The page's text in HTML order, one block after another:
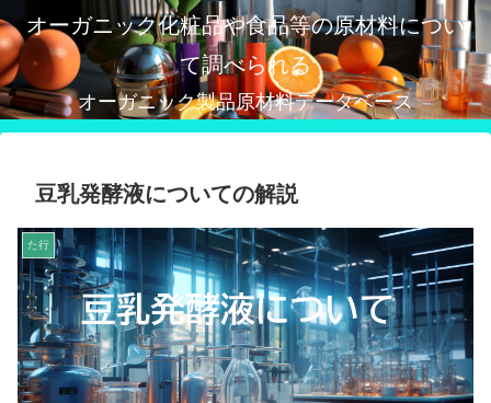
オーガニック化粧品や食品等の原材料につい
て調べられる
オーガニック製品原材料データベース
豆乳発酵液についての解説
た行